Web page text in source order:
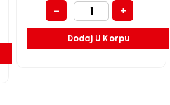
-
+
Dodaj U Korpu